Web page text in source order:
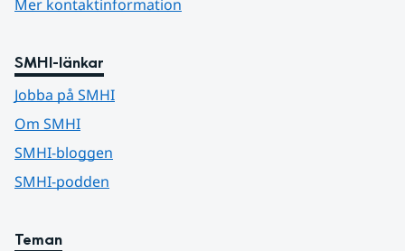
Mer kontaktinformation
SMHI-länkar
Jobba på SMHI
Om SMHI
SMHI-bloggen
SMHI-podden
Teman